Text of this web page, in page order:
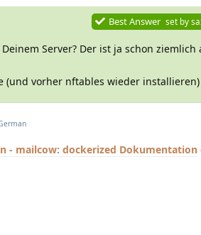
Best Answer set by
Server? Der ist ja schon ziemlich
(und vorher nftables wieder installieren)
- mailcow: dockerized Dokumentation